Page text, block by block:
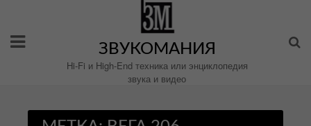
содержимому
ЗВУКОМАНИЯ
Hi-Fi и High-End техника или энциклопедия
звука и видео